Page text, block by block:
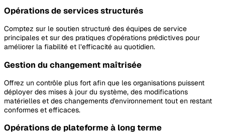
Opérations de services structurés
Comptez sur le soutien structuré des équipes de service
principales et sur des pratiques d’opérations prédictives pour
améliorer la fiabilité et l’efficacité au quotidien.
Gestion du changement maîtrisée
Offrez un contrôle plus fort afin que les organisations puissent
déployer des mises à jour du système, des modifications
matérielles et des changements d'environnement tout en restant
conformes et efficaces.
Opérations de plateforme à long terme